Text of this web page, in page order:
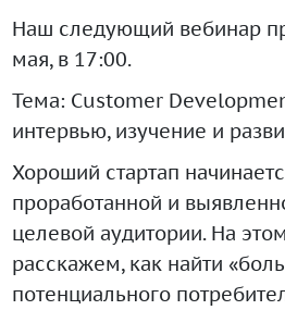
Инструмент диагностики ИС ВОИС
Наш следующий вебинар
мая, в 17:00.
Тема: Customer
интервью, изучение и
Хороший стартап
проработанной и
целевой аудитории. На
расскажем, как найти
потенциального